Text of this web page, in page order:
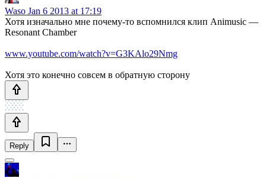
Waso Jan 6 2013 at 17:19
Хотя изначально мне почему-то вспомнился клип Animusic —
Resonant Chamber
www.youtube.com/watch?v=G3KAlo29Nmg
Хотя это конечно совсем в обратную сторону
Reply